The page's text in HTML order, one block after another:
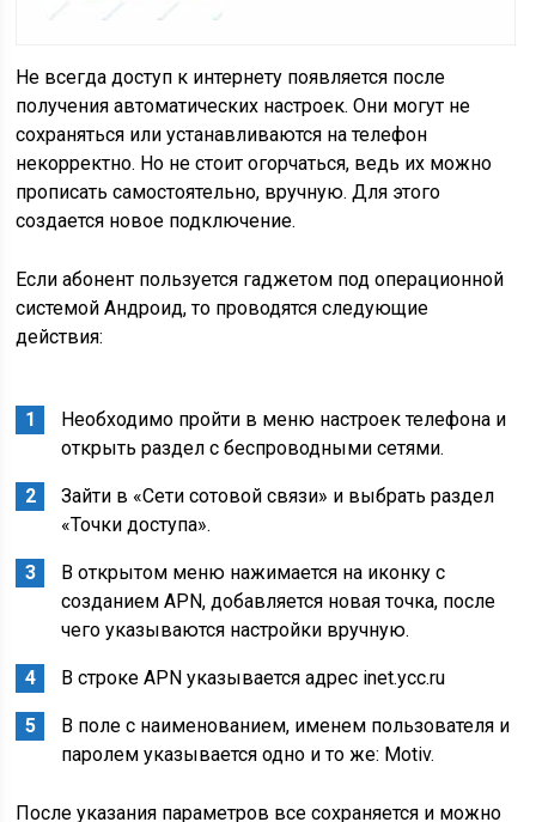
Не всегда доступ к интернету появляется после
получения автоматических настроек. Они могут не
сохраняться или устанавливаются на телефон
некорректно. Но не стоит огорчаться, ведь их можно
прописать самостоятельно, вручную. Для этого
создается новое подключение.
Если абонент пользуется гаджетом под операционной
системой Андроид, то проводятся следующие
действия:
Необходимо пройти в меню настроек телефона и
открыть раздел с беспроводными сетями.
Зайти в «Сети сотовой связи» и выбрать раздел
«Точки доступа».
В открытом меню нажимается на иконку с
созданием APN, добавляется новая точка, после
чего указываются настройки вручную.
В строке APN указывается адрес inet.ycc.ru
В поле с наименованием, именем пользователя и
паролем указывается одно и то же: Motiv.
После указания параметров все сохраняется и можно